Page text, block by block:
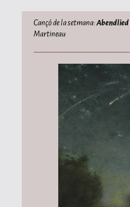
Cançó de la setmana:Abendlied
Martineau